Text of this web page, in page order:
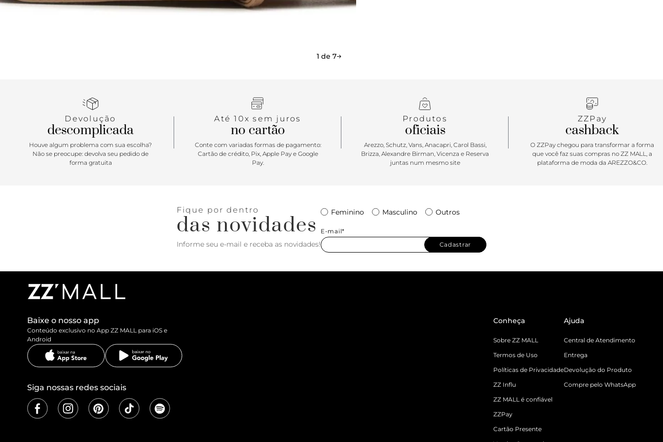
1 de 7
Devolução
descomplicada
Houve algum problema com sua escolha?
Não se preocupe: devolva seu pedido de
forma gratuita
Até 10x sem juros
no cartão
Conte com variadas formas de pagamento:
Cartão de crédito, Pix, Apple Pay e Google
Pay.
Produtos
oficiais
Arezzo, Schutz, Vans, Anacapri, Carol Bassi,
Brizza, Alexandre Birman, Vicenza e Reserva
juntas num mesmo site
ZZPay
cashback
O ZZPay chegou para transformar a forma
que você faz suas compras no ZZ MALL, a
plataforma de moda da AREZZO&CO.
Fique por dentro
das novidades
Informe seu e-mail e receba as novidades!
Feminino Masculino Outros
E-mail*
Cadastrar
Baixe o nosso app
Conteúdo exclusivo no App ZZ MALL para iOS e
Android
Siga nossas redes sociais
Conheça
Sobre ZZ MALL
Termos de Uso
Políticas de Privacidade
ZZ Influ
ZZ MALL é confiável
ZZPay
Cartão Presente
Ajuda
Central de Atendimento
Entrega
Devolução do Produto
Compre pelo WhatsApp